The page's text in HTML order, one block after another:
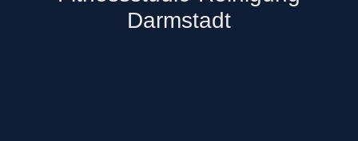
Darmstadt